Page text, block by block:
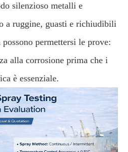
silenzioso metalli e
a ruggine, guasti e richiudibili
permettersi le prove:
alla corrosione prima che i
è essenziale.